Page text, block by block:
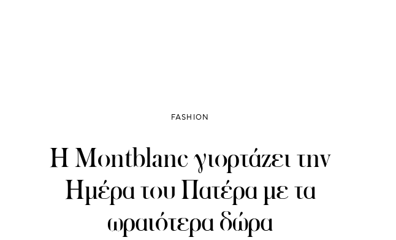
FASHION
Η Montblanc γιορτάζει την
Ημέρα του Πατέρα με τα
ωραιότερα δώρα